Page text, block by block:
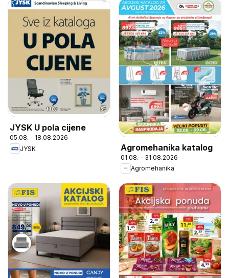
JYSK U pola cijene
05.08. - 18.08.2026
JYSK
Agromehanika katalog
01.08. - 31.08.2026
Agromehanika